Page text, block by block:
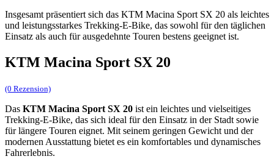
Insgesamt präsentiert sich das KTM Macina Sport SX 20 als leichtes
und leistungsstarkes Trekking-E-Bike, das sowohl für den täglichen
Einsatz als auch für ausgedehnte Touren bestens geeignet ist.
KTM Macina Sport SX 20
(0 Rezension)
Das KTM Macina Sport SX 20 ist ein leichtes und vielseitiges
Trekking-E-Bike, das sich ideal für den Einsatz in der Stadt sowie
für längere Touren eignet. Mit seinem geringen Gewicht und der
modernen Ausstattung bietet es ein komfortables und dynamisches
Fahrerlebnis.